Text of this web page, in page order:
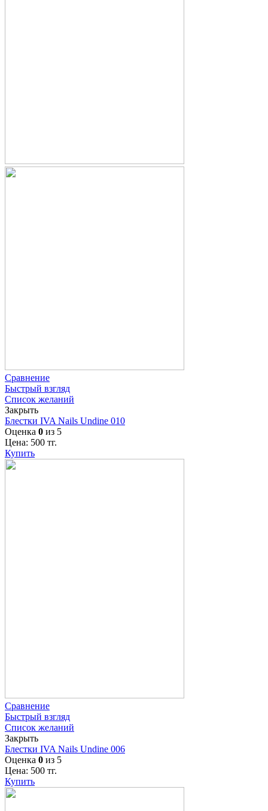
Сравнение
Быстрый взгляд
Список желаний
Закрыть
Блестки IVA Nails Undine 010
Оценка 0 из 5
Цена: 500 тг.
Купить
Сравнение
Быстрый взгляд
Список желаний
Закрыть
Блестки IVA Nails Undine 006
Оценка 0 из 5
Цена: 500 тг.
Купить